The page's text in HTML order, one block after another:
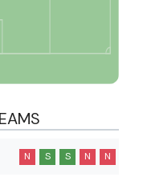
N S S N N